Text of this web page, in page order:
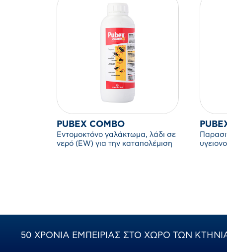
PUBEX COMBO
Εντομοκτόνο γαλάκτωμα, λάδι σε
νερό (EW) για την καταπολέμιση
50 ΧΡΟΝΙΑ ΕΜΠΕΙΡΙΑΣ ΣΤΟ ΧΩΡΟ ΤΩΝ